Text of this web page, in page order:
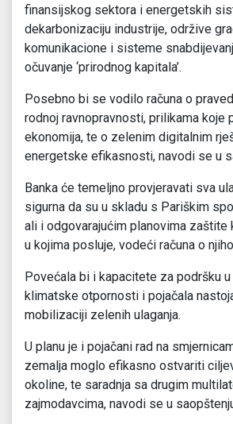
finansijskog sektora i energetskih
dekarbonizaciju industrije, održive
komunikacione i sisteme
očuvanje ‘prirodnog kapitala’.
Posebno bi se vodilo računa o
rodnoj ravnopravnosti, prilikama koje
ekonomija, te o zelenim digitalnim
energetske efikasnosti, navodi se u
Banka će temeljno provjeravati sva
sigurna da su u skladu s Pariškim
ali i odgovarajućim planovima zaštite
u kojima posluje, vodeći računa o
Povećala bi i kapacitete za podršku
klimatske otpornosti i pojačala
mobilizaciji zelenih ulaganja.
U planu je i pojačani rad na
zemalja moglo efikasno ostvariti
okoline, te saradnja sa drugim
zajmodavcima, navodi se u